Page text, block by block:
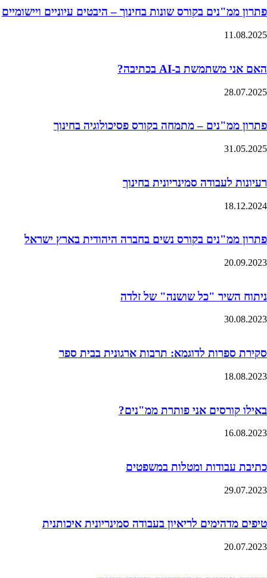
פתרון ממ"נים בקורס שונות בחינוך – היבטים עיוניים ויישומיים
11.08.2025
האם אני משתמשת ב-AI בכתיבה?
28.07.2025
פתרון ממ"נים – מתמחה בקורס פסיכולוגיה בחינוך
31.05.2025
רעיונות לעבודה סמינריונית בחינוך
18.12.2024
פתרון ממ"נים בקורס נשים בחברה היהודית בארץ ישראל
20.09.2023
ניתוח השיר "כל שושנה" של זלדה
30.08.2023
סקירת ספרות לדוגמא: תרבות ארגונית בבית ספר
18.08.2023
באילו קורסים אני פותרת ממ"נים?
16.08.2023
כתיבת עבודות ומטלות במשפטים
29.07.2023
טיפים מדהימים לריאיון בעבודה סמינריונית איכותנית
20.07.2023